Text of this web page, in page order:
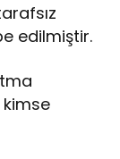
edilmiştir.